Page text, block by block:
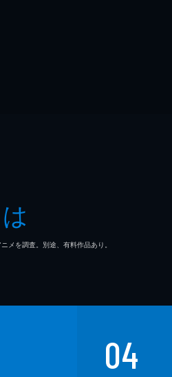
を調査。別途、有料作品あり。
04